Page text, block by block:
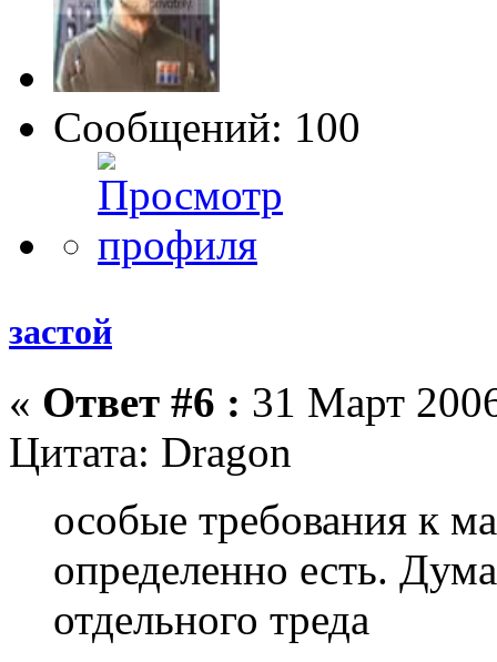
Сообщений: 100
застой
« Ответ #6 : 31 Март
Цитата: Dragon
особые требования к
определенно есть.
отдельного треда